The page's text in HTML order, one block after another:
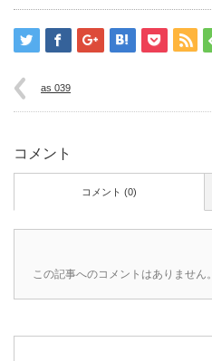
as 039
コメント
コメント (0)
この記事へのコメントはありません。